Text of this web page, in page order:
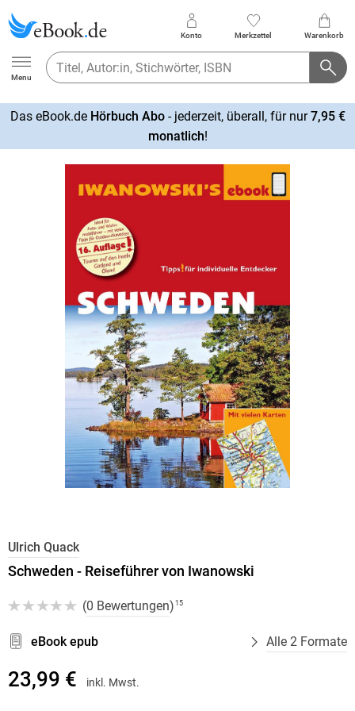
Ebook.de
Menu
Konto Merkzettel Warenkorb
Das eBook.de Hörbuch Abo- jederzeit, überall, für nur7,95 €
monatlich!
Ulrich Quack
Schweden - Reiseführer von Iwanowski
(0 Bewertungen) 15
eBook epub Alle 2 Formate
23,99 € inkl. Mwst.